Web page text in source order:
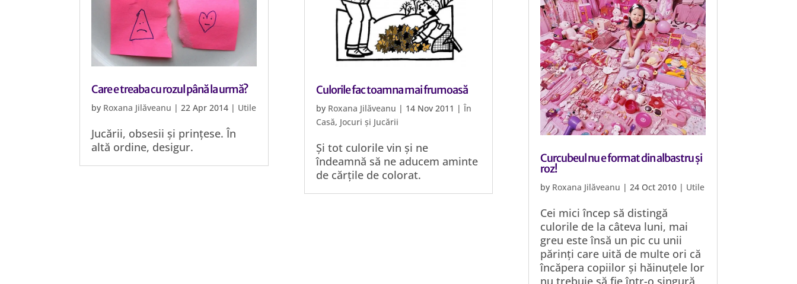
Care e treaba cu rozul până la urmă?
by Roxana Jilăveanu |22 Apr 2014 | Utile
Jucării, obsesii și prințese. În
altă ordine, desigur.
Culorile fac toamna mai frumoasă
by Roxana Jilăveanu | 14 Nov 2011 | În
Casă, Jocuri și Jucării
Și tot culorile vin și ne
îndeamnă să ne aducem aminte
de cărțile de colorat.
Curcubeul nu e format din albastru și
roz!
by Roxana Jilăveanu |24 Oct 2010 | Utile
Cei mici încep să distingă
culorile de la câteva luni, mai
greu este însă un pic cu unii
părinți care uită de multe ori că
încăpera copiilor și hăinuțele lor
nu trebuie să fie într-o singură